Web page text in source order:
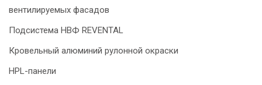
вентилируемых фасадов
Подсистема НВФ REVENTAL
Кровельный алюминий рулонной окраски
HPL-панели